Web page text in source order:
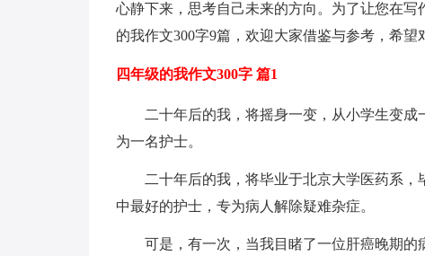
心静下来，思考自己未来的方向。为了让您在
的我作文300字9篇，欢迎大家借鉴与参考，希望
四年级的我作文300字 篇1
二十年后的我，将摇身一变，从小学生变
为一名护士。
二十年后的我，将毕业于北京大学医药系
中最好的护士，专为病人解除疑难杂症。
可是，有一次，当我目睹了一位肝癌晚期